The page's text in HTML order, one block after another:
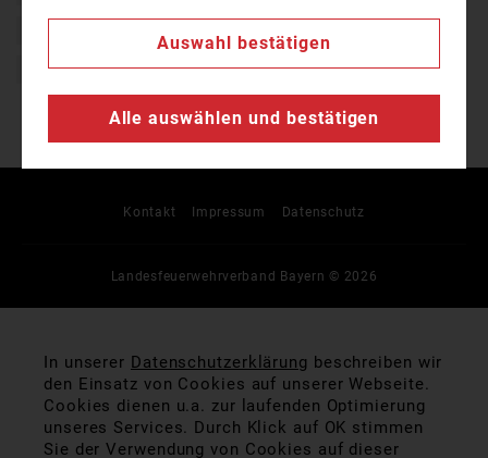
Rettungsdienst Unfall Unterfranken Verkehrsunfall
Kontakt Impressum Datenschutz
Landesfeuerwehrverband Bayern © 2026
Auswahl bestätigen
Alle auswählen und bestätigen
In unserer Datenschutzerklärung beschreiben wir
den Einsatz von Cookies auf unserer Webseite.
Cookies dienen u.a. zur laufenden Optimierung
unseres Services. Durch Klick auf OK stimmen
Sie der Verwendung von Cookies auf dieser